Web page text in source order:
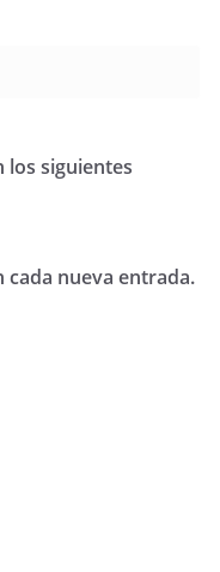
los siguientes
cada nueva entrada.